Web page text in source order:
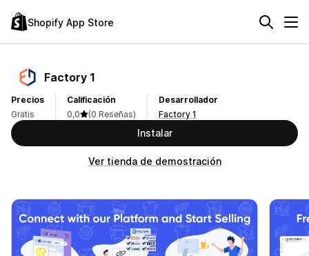
Shopify App Store
Factory 1
Precios
Gratis
Calificación
0,0
(0 Reseñas)
Desarrollador
Factory 1
Instalar
Ver tienda de demostración